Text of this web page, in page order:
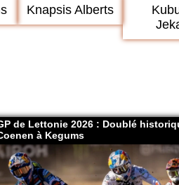
Knapsis Alberts
de Lettonie 2026 : Doublé
à Kegums